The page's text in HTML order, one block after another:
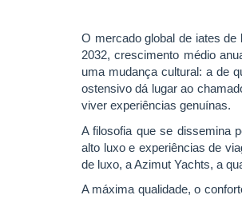
O mercado global de iates
2032, crescimento médio
uma mudança cultural: a de
ostensivo dá lugar ao
viver experiências genuínas.
A filosofia que se dissemina
alto luxo e experiências de
de luxo, a Azimut Yachts, a
A máxima qualidade, o